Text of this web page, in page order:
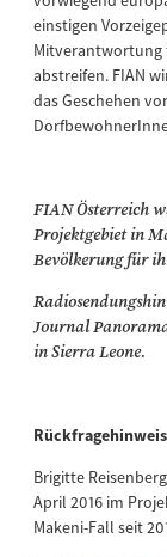
einstigen
Mitverantwortung
abstreifen. FIAN
das Geschehen
FIAN Österreich
Projektgebiet in
Bevölkerung für
Journal
in Sierra Leone.
Brigitte
April 2016 im
Makeni-Fall seit